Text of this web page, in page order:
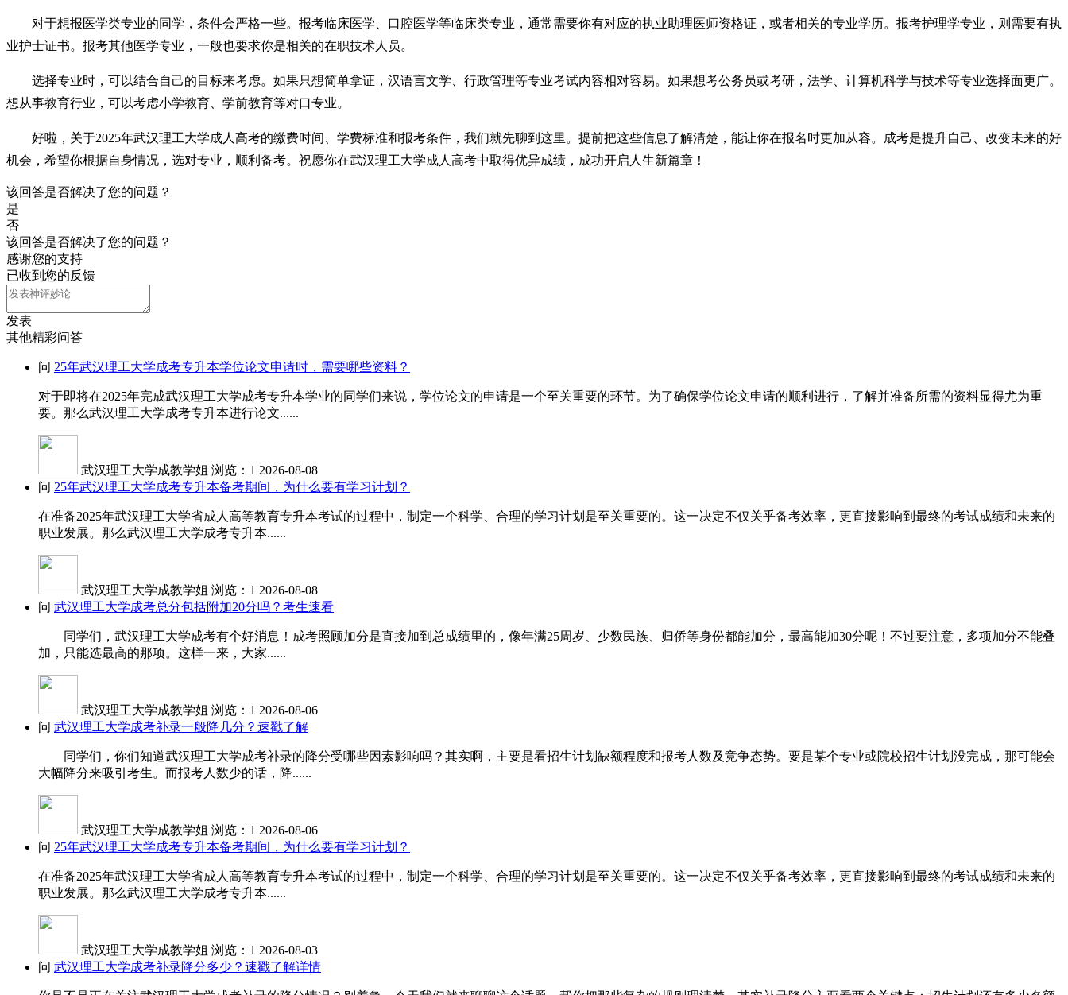
对于想报医学类专业的同学，条件会严格一些。报考临床医学、口腔医学等临床类专业，通常需要你有对应的执业助理医师资格证，或者相关的专业学历。报考护理学专业，则需要有执
业护士证书。报考其他医学专业，一般也要求你是相关的在职技术人员。
选择专业时，可以结合自己的目标来考虑。如果只想简单拿证，汉语言文学、行政管理等专业考试内容相对容易。如果想考公务员或考研，法学、计算机科学与技术等专业选择面更广。
想从事教育行业，可以考虑小学教育、学前教育等对口专业。
好啦，关于2025年武汉理工大学成人高考的缴费时间、学费标准和报考条件，我们就先聊到这里。提前把这些信息了解清楚，能让你在报名时更加从容。成考是提升自己、改变未来的好
机会，希望你根据自身情况，选对专业，顺利备考。祝愿你在武汉理工大学成人高考中取得优异成绩，成功开启人生新篇章！
该回答是否解决了您的问题？
是
否
该回答是否解决了您的问题？
感谢您的支持
已收到您的反馈
发表
其他精彩问答
问 25年武汉理工大学成考专升本学位论文申请时，需要哪些资料？
对于即将在2025年完成武汉理工大学成考专升本学业的同学们来说，学位论文的申请是一个至关重要的环节。为了确保学位论文申请的顺利进行，了解并准备所需的资料显得尤为重
要。那么武汉理工大学成考专升本进行论文......
武汉理工大学成教学姐 浏览：1 2026-08-08
问 25年武汉理工大学成考专升本备考期间，为什么要有学习计划？
在准备2025年武汉理工大学省成人高等教育专升本考试的过程中，制定一个科学、合理的学习计划是至关重要的。这一决定不仅关乎备考效率，更直接影响到最终的考试成绩和未来的
职业发展。那么武汉理工大学成考专升本......
武汉理工大学成教学姐 浏览：1 2026-08-08
问 武汉理工大学成考总分包括附加20分吗？考生速看
同学们，武汉理工大学成考有个好消息！成考照顾加分是直接加到总成绩里的，像年满25周岁、少数民族、归侨等身份都能加分，最高能加30分呢！不过要注意，多项加分不能叠
加，只能选最高的那项。这样一来，大家......
武汉理工大学成教学姐 浏览：1 2026-08-06
问 武汉理工大学成考补录一般降几分？速戳了解
同学们，你们知道武汉理工大学成考补录的降分受哪些因素影响吗？其实啊，主要是看招生计划缺额程度和报考人数及竞争态势。要是某个专业或院校招生计划没完成，那可能会
大幅降分来吸引考生。而报考人数少的话，降......
武汉理工大学成教学姐 浏览：1 2026-08-06
问 25年武汉理工大学成考专升本备考期间，为什么要有学习计划？
在准备2025年武汉理工大学省成人高等教育专升本考试的过程中，制定一个科学、合理的学习计划是至关重要的。这一决定不仅关乎备考效率，更直接影响到最终的考试成绩和未来的
职业发展。那么武汉理工大学成考专升本......
武汉理工大学成教学姐 浏览：1 2026-08-03
问 武汉理工大学成考补录降分多少？速戳了解详情